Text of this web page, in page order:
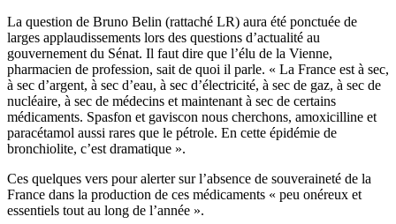
La question de Bruno Belin (rattaché LR) aura été ponctuée de
larges applaudissements lors des questions d’actualité au
gouvernement du Sénat. Il faut dire que l’élu de la Vienne,
pharmacien de profession, sait de quoi il parle. « La France est à sec,
à sec d’argent, à sec d’eau, à sec d’électricité, à sec de gaz, à sec de
nucléaire, à sec de médecins et maintenant à sec de certains
médicaments. Spasfon et gaviscon nous cherchons, amoxicilline et
paracétamol aussi rares que le pétrole. En cette épidémie de
bronchiolite, c’est dramatique ».
Ces quelques vers pour alerter sur l’absence de souveraineté de la
France dans la production de ces médicaments « peu onéreux et
essentiels tout au long de l’année ».